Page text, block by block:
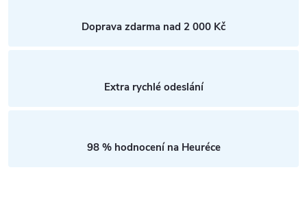
Doprava zdarma nad 2 000 Kč
Extra rychlé odeslání
98 % hodnocení na Heuréce